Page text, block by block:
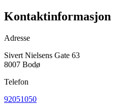
Kontaktinformasjon
Adresse
Sivert Nielsens Gate 63
8007 Bodø
Telefon
92051050